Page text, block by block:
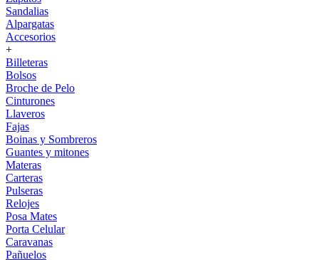
Sandalias
Alpargatas
Accesorios
+
Billeteras
Bolsos
Broche de Pelo
Cinturones
Llaveros
Fajas
Boinas y Sombreros
Guantes y mitones
Materas
Carteras
Pulseras
Relojes
Posa Mates
Porta Celular
Caravanas
Pañuelos